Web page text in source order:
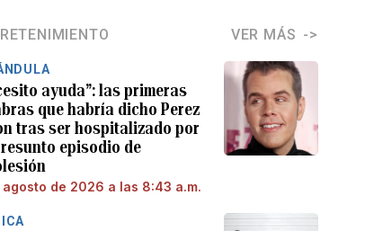
VER MÁS
ayuda”: las primeras
que habría dicho Perez
tras ser hospitalizado por
episodio de
agosto de 2026 a las 8:43 a.m.